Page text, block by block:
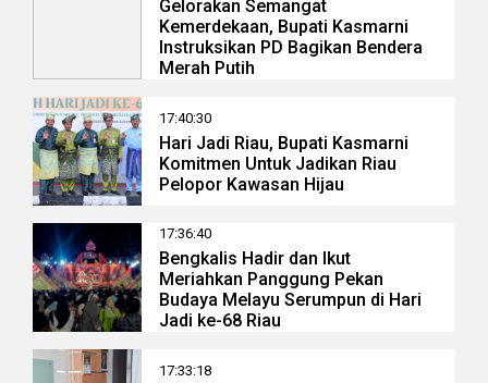
Gelorakan Semangat
Kemerdekaan, Bupati Kasmarni
Instruksikan PD Bagikan Bendera
Merah Putih
17:40:30
Hari Jadi Riau, Bupati Kasmarni
Komitmen Untuk Jadikan Riau
Pelopor Kawasan Hijau
17:36:40
Bengkalis Hadir dan Ikut
Meriahkan Panggung Pekan
Budaya Melayu Serumpun di Hari
Jadi ke-68 Riau
17:33:18